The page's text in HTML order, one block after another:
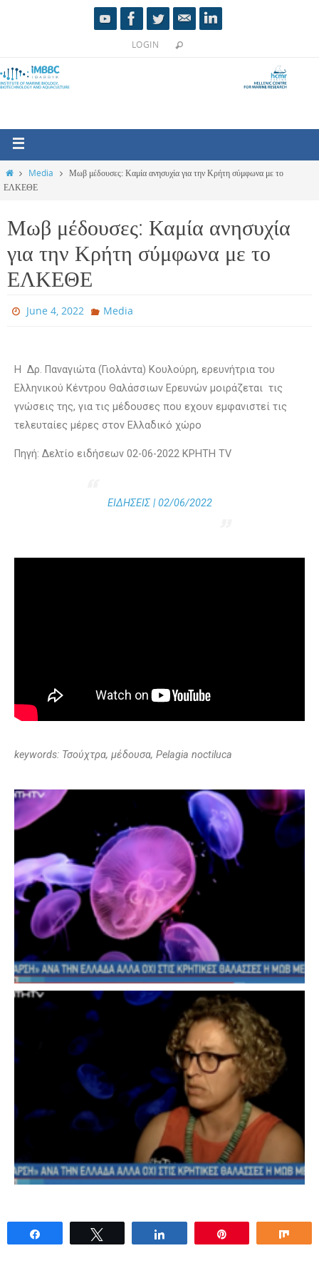
LOGIN
Media
Μωβ μέδουσες: Καμία ανησυχία για την Κρήτη σύμφωνα με το
ΕΛΚΕΘΕ
Μωβ μέδουσες: Καμία ανησυχία
για την Κρήτη σύμφωνα με το
ΕΛΚΕΘΕ
June 4, 2022 Media
Η Δρ. Παναγιώτα (Γιολάντα) Κουλούρη, ερευνήτρια του
Ελληνικού Κέντρου Θαλάσσιων Ερευνών μοιράζεται τις
γνώσεις της, για τις μέδουσες που εχουν εμφανιστεί τις
τελευταίες μέρες στον Ελλαδικό χώρο
Πηγή: Δελτίο ειδήσεων 02-06-2022 ΚΡΗΤΗ TV
ΕΙΔΗΣΕΙΣ | 02/06/2022
keywords: Τσούχτρα, μέδουσα, Pelagia noctiluca